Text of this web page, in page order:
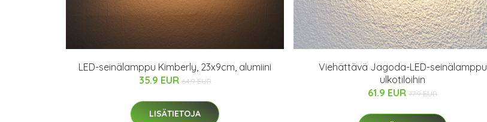
LED-seinälamppu Kimberly, 23x9cm, alumiini
35.9 EUR 64.9 EUR
LISÄTIETOJA
Viehättävä Jagoda-LED-seinälamppu
ulkotiloihin
61.9 EUR 77.9 EUR